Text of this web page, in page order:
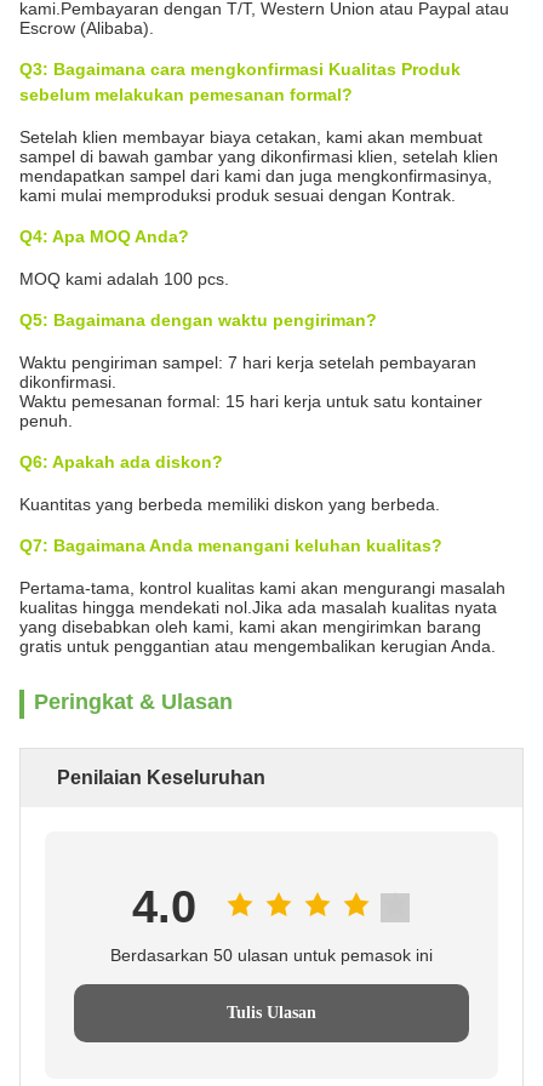
kami.Pembayaran dengan T/T, Western Union atau Paypal atau
Escrow (Alibaba).
Q3: Bagaimana cara mengkonfirmasi Kualitas Produk
sebelum melakukan pemesanan formal?
Setelah klien membayar biaya cetakan, kami akan membuat
sampel di bawah gambar yang dikonfirmasi klien, setelah klien
mendapatkan sampel dari kami dan juga mengkonfirmasinya,
kami mulai memproduksi produk sesuai dengan Kontrak.
Q4: Apa MOQ Anda?
MOQ kami adalah 100 pcs.
Q5: Bagaimana dengan waktu pengiriman?
Waktu pengiriman sampel: 7 hari kerja setelah pembayaran
dikonfirmasi.
Waktu pemesanan formal: 15 hari kerja untuk satu kontainer
penuh.
Q6: Apakah ada diskon?
Kuantitas yang berbeda memiliki diskon yang berbeda.
Q7: Bagaimana Anda menangani keluhan kualitas?
Pertama-tama, kontrol kualitas kami akan mengurangi masalah
kualitas hingga mendekati nol.Jika ada masalah kualitas nyata
yang disebabkan oleh kami, kami akan mengirimkan barang
gratis untuk penggantian atau mengembalikan kerugian Anda.
Peringkat & Ulasan
Penilaian Keseluruhan
4.0
Berdasarkan 50 ulasan untuk pemasok ini
Tulis Ulasan